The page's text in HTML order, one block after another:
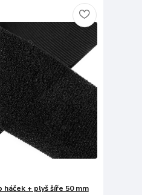
+ plyš šíře 50 mm